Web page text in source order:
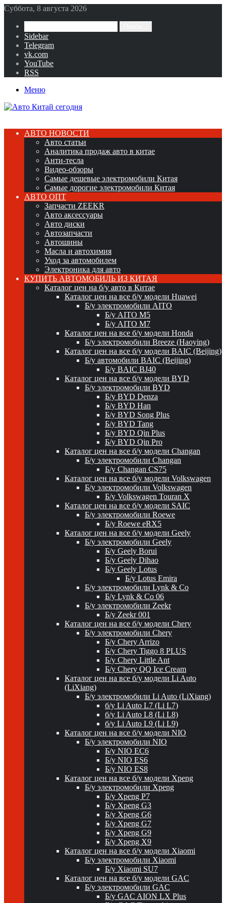
Суббота, 8 августа 2026
Sidebar
Telegram
vk.com
YouTube
RSS
Меню
АВТО НОВОСТИ
Авто статьи
Аналитика продаж авто в китае
Анти-тесла
Видео-обзоры
Самые дешевые электромобили Китая
Самые дорогие электромобили Китая
АВТО ОПТ
Запчасти ZEEKR
Авто аксессуары
Авто диски
Автозапчасти
Автошины
Масла и автохимия
Уход за автомобилем
Электроника для авто
КУПИТЬ АВТОМОБИЛЬ ИЗ КИТАЯ
Каталог цен на б/у авто в Китае
Каталог цен на все б/у модели Huawei
Б/у электромобили AITO
Б/у AITO M5
Б/у AITO M7
Каталог цен на все б/у модели Honda
Б/у электромобили Breeze (Haoying)
Каталог цен на все б/у модели BAIC (Beijing)
Б/у автомобили BAIC (Beijing)
Б/у BAIC BJ40
Каталог цен на все б/у модели BYD
Б/у электромобили BYD
Б/у BYD Denza
Б/у BYD Han
Б/у BYD Song Plus
Б/у BYD Tang
Б/у BYD Qin Plus
Б/у BYD Qin Pro
Каталог цен на все б/у модели Changan
Б/у электромобили Changan
Б/у Changan CS75
Каталог цен на все б/у модели Volkswagen
Б/у электромобили Volkswagen
Б/у Volkswagen Touran X
Каталог цен на все б/у модели SAIC
Б/у электромобили Roewe
Б/у Roewe eRX5
Каталог цен на все б/у модели Geely
Б/у электромобили Geely
Б/у Geely Borui
Б/у Geely Dihao
Б/у Geely Lotus
Б/у Lotus Emira
Б/у электромобили Lynk & Co
Б/у Lynk & Co 06
Б/у электромобили Zeekr
Б/у Zeekr 001
Каталог цен на все б/у модели Chery
Б/у электромобили Chery
Б/у Chery Arrizo
Б/у Chery Tiggo 8 PLUS
Б/у Chery Little Ant
Б/у Chery QQ Ice Cream
Каталог цен на все б/у модели Li Auto
(LiXiang)
Б/у электромобили Li Auto (LiXiang)
б/у Li Auto L7 (Li L7)
б/у Li Auto L8 (Li L8)
б/у Li Auto L9 (Li L9)
Каталог цен на все б/у модели NIO
Б/у электромобили NIO
Б/у NIO EC6
Б/у NIO ES6
Б/у NIO ES8
Каталог цен на все б/у модели Xpeng
Б/у электромобили Xpeng
Б/у Xpeng P7
Б/у Xpeng G3
Б/у Xpeng G6
Б/у Xpeng G7
Б/у Xpeng G9
Б/у Xpeng X9
Каталог цен на все б/у модели Xiaomi
Б/у электромобили Xiaomi
Б/у Xiaomi SU7
Каталог цен на все б/у модели GAC
Б/у электромобили GAC
Б/у GAC AION LX Plus